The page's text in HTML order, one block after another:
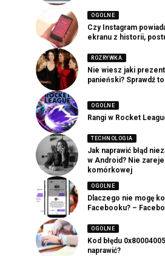
OGOLNE
Czy Instagram
ekranu z historii,
ROZRYWKA
Nie wiesz jaki
panieński? Sprawdź
OGOLNE
Rangi w Rocket
TECHNOLOGIA
Jak naprawić błąd
w Android? Nie
komórkowej
OGOLNE
Dlaczego nie mogę
Facebooku? –
OGOLNE
Kod błędu
naprawić?